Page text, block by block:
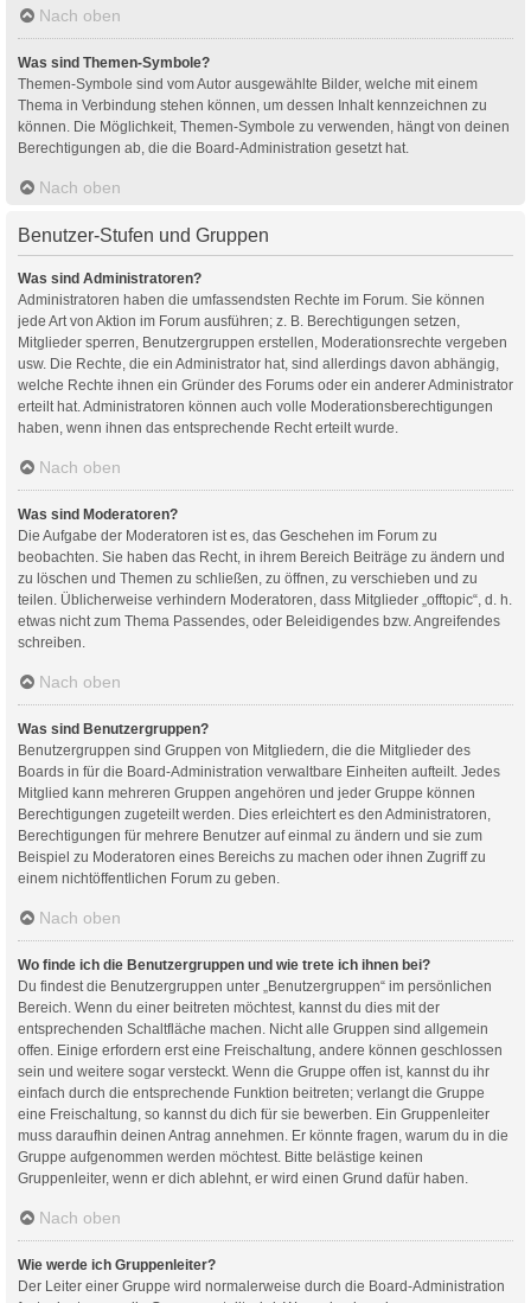
Nach oben
Was sind Themen-Symbole?
Themen-Symbole sind vom Autor ausgewählte Bilder, welche mit einem
Thema in Verbindung stehen können, um dessen Inhalt kennzeichnen zu
können. Die Möglichkeit, Themen-Symbole zu verwenden, hängt von deinen
Berechtigungen ab, die die Board-Administration gesetzt hat.
Nach oben
Benutzer-Stufen und Gruppen
Was sind Administratoren?
Administratoren haben die umfassendsten Rechte im Forum. Sie können
jede Art von Aktion im Forum ausführen; z. B. Berechtigungen setzen,
Mitglieder sperren, Benutzergruppen erstellen, Moderationsrechte vergeben
usw. Die Rechte, die ein Administrator hat, sind allerdings davon abhängig,
welche Rechte ihnen ein Gründer des Forums oder ein anderer Administrator
erteilt hat. Administratoren können auch volle Moderationsberechtigungen
haben, wenn ihnen das entsprechende Recht erteilt wurde.
Nach oben
Was sind Moderatoren?
Die Aufgabe der Moderatoren ist es, das Geschehen im Forum zu
beobachten. Sie haben das Recht, in ihrem Bereich Beiträge zu ändern und
zu löschen und Themen zu schließen, zu öffnen, zu verschieben und zu
teilen. Üblicherweise verhindern Moderatoren, dass Mitglieder „offtopic“, d. h.
etwas nicht zum Thema Passendes, oder Beleidigendes bzw. Angreifendes
schreiben.
Nach oben
Was sind Benutzergruppen?
Benutzergruppen sind Gruppen von Mitgliedern, die die Mitglieder des
Boards in für die Board-Administration verwaltbare Einheiten aufteilt. Jedes
Mitglied kann mehreren Gruppen angehören und jeder Gruppe können
Berechtigungen zugeteilt werden. Dies erleichtert es den Administratoren,
Berechtigungen für mehrere Benutzer auf einmal zu ändern und sie zum
Beispiel zu Moderatoren eines Bereichs zu machen oder ihnen Zugriff zu
einem nichtöffentlichen Forum zu geben.
Nach oben
Wo finde ich die Benutzergruppen und wie trete ich ihnen bei?
Du findest die Benutzergruppen unter „Benutzergruppen“ im persönlichen
Bereich. Wenn du einer beitreten möchtest, kannst du dies mit der
entsprechenden Schaltfläche machen. Nicht alle Gruppen sind allgemein
offen. Einige erfordern erst eine Freischaltung, andere können geschlossen
sein und weitere sogar versteckt. Wenn die Gruppe offen ist, kannst du ihr
einfach durch die entsprechende Funktion beitreten; verlangt die Gruppe
eine Freischaltung, so kannst du dich für sie bewerben. Ein Gruppenleiter
muss daraufhin deinen Antrag annehmen. Er könnte fragen, warum du in die
Gruppe aufgenommen werden möchtest. Bitte belästige keinen
Gruppenleiter, wenn er dich ablehnt, er wird einen Grund dafür haben.
Nach oben
Wie werde ich Gruppenleiter?
Der Leiter einer Gruppe wird normalerweise durch die Board-Administration